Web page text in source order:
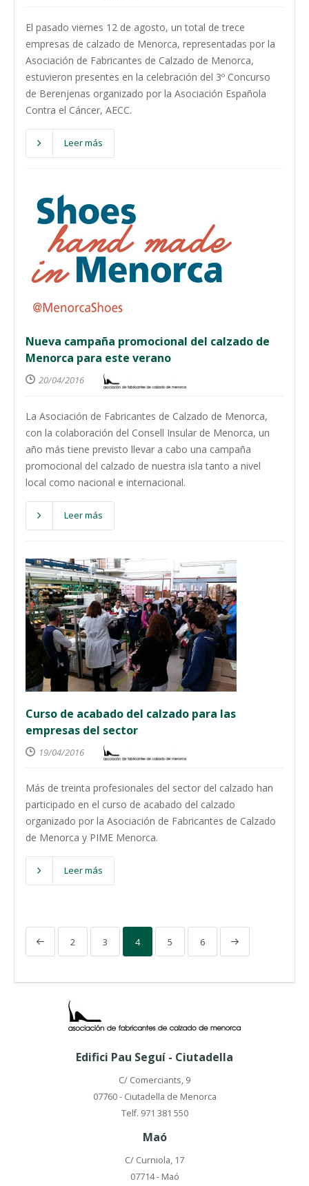
El pasado viernes 12 de agosto, un total de trece
empresas de calzado de Menorca, representadas por la
Asociación de Fabricantes de Calzado de Menorca,
estuvieron presentes en la celebración del 3º Concurso
de Berenjenas organizado por la Asociación Española
Contra el Cáncer, AECC.
Leer más
Nueva campaña promocional del calzado de
Menorca para este verano
20/04/2016
La Asociación de Fabricantes de Calzado de Menorca,
con la colaboración del Consell Insular de Menorca, un
año más tiene previsto llevar a cabo una campaña
promocional del calzado de nuestra isla tanto a nivel
local como nacional e internacional.
Leer más
Curso de acabado del calzado para las
empresas del sector
19/04/2016
Más de treinta profesionales del sector del calzado han
participado en el curso de acabado del calzado
organizado por la Asociación de Fabricantes de Calzado
de Menorca y PIME Menorca.
Leer más
2 3 4 5 6
Edifici Pau Seguí - Ciutadella
C/ Comerciants, 9
07760 - Ciutadella de Menorca
Telf. 971 381 550
Maó
C/ Curniola, 17
07714 - Maó